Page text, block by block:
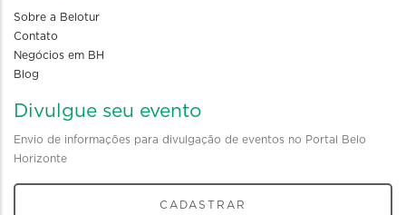
Sobre a Belotur
Contato
Negócios em BH
Blog
Divulgue seu evento
Envio de informações para divulgação de eventos no Portal Belo
Horizonte
CADASTRAR